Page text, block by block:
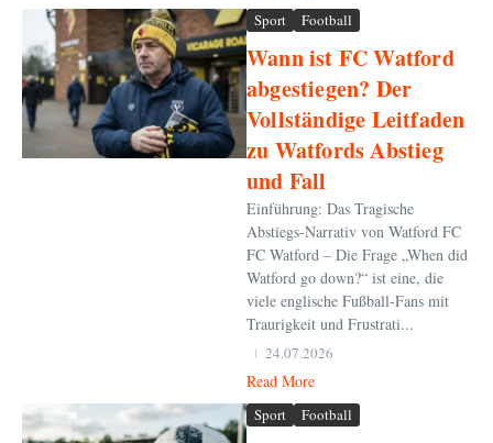
Sport Football
Wann ist FC Watford
abgestiegen? Der
Vollständige Leitfaden
zu Watfords Abstieg
und Fall
Einführung: Das Tragische
Abstiegs-Narrativ von Watford FC
FC Watford – Die Frage „When did
Watford go down?“ ist eine, die
viele englische Fußball-Fans mit
Traurigkeit und Frustrati...
24.07.2026
Read More
Sport Football